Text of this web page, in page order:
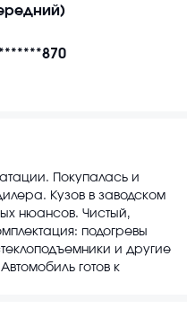
Покупалась и
Кузов в заводском
нюансов. Чистый,
подогревы
и другие
готов к